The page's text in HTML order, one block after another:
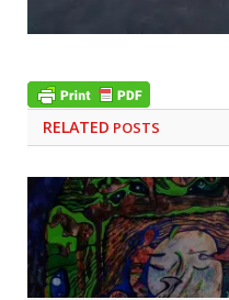
RELATED POSTS